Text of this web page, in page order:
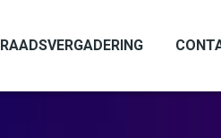
RAADSVERGADERING